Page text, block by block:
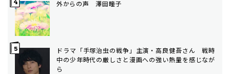
外からの声 澤田瞳子
ドラマ「手塚治虫の戦争」主演・高良健吾さん 戦時
中の少年時代の厳しさと漫画への強い熱量を感じなが
ら